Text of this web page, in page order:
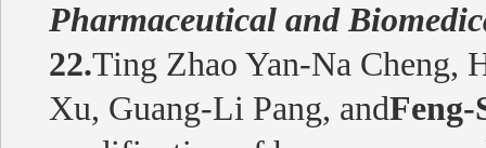
Pharmaceutical and
22.Ting Zhao Yan-Na Cheng,
Xu, Guang-Li Pang, andFeng-